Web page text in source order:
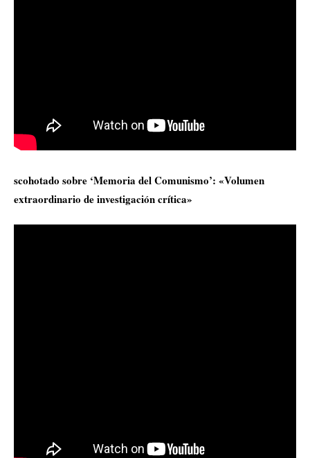
scohotado sobre ‘Memoria del Comunismo’: «Volumen
extraordinario de investigación crítica»